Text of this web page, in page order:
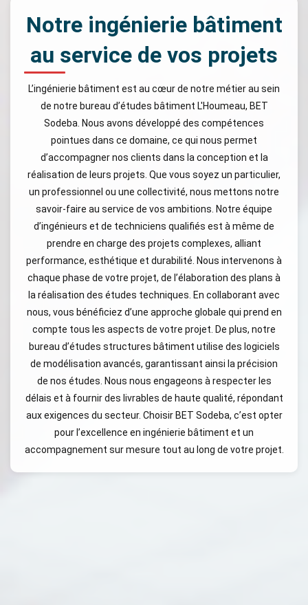
Notre ingénierie bâtiment
au service de vos projets
L’ingénierie bâtiment est au cœur de notre métier au sein
de notre bureau d’études bâtiment L'Houmeau, BET
Sodeba. Nous avons développé des compétences
pointues dans ce domaine, ce qui nous permet
d’accompagner nos clients dans la conception et la
réalisation de leurs projets. Que vous soyez un particulier,
un professionnel ou une collectivité, nous mettons notre
savoir-faire au service de vos ambitions. Notre équipe
d’ingénieurs et de techniciens qualifiés est à même de
prendre en charge des projets complexes, alliant
performance, esthétique et durabilité. Nous intervenons à
chaque phase de votre projet, de l’élaboration des plans à
la réalisation des études techniques. En collaborant avec
nous, vous bénéficiez d’une approche globale qui prend en
compte tous les aspects de votre projet. De plus, notre
bureau d’études structures bâtiment utilise des logiciels
de modélisation avancés, garantissant ainsi la précision
de nos études. Nous nous engageons à respecter les
délais et à fournir des livrables de haute qualité, répondant
aux exigences du secteur. Choisir BET Sodeba, c’est opter
pour l’excellence en ingénierie bâtiment et un
accompagnement sur mesure tout au long de votre projet.